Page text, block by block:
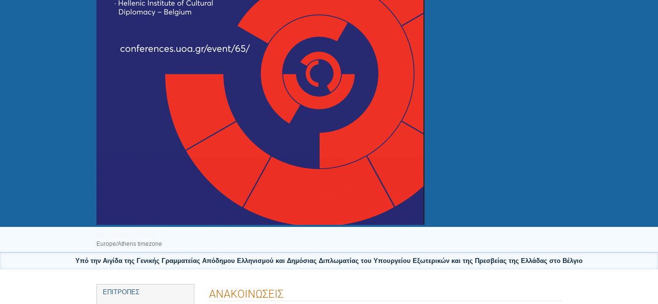
Europe/Athens timezone
Υπό την Αιγίδα της Γενικής Γραμματείας Απόδημου Ελληνισμού και Δημόσιας Διπλωματίας του Υπουργείου Εξωτερικών και της Πρεσβείας της Ελλάδας στο Βέλγιο
Event
ΕΠΙΤΡΟΠΕΣ ΑΝΑΚΟΙΝΩΣΕΙΣ